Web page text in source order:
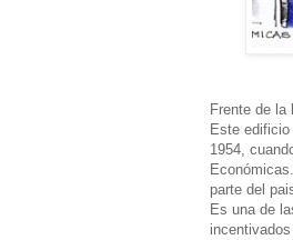
Frente de la
Este
1954,
parte del
Es una de